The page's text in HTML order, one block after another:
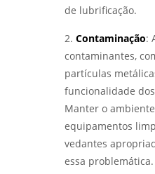
LABORATÓRIO
- LABMETAL
DESVENDANDO O
DO AÇO: SEGREDOS
PERFORMANCE -
DESVENDANDO
DE FALHAS
PROCESSO - LABMETAL
Laboratório de
Laboratório
Laboratório
Qualificação de
Serviço de
analise de quebra
de lubrificação.
2. Contaminação:
contaminantes,
partículas
funcionalidade
Manter o
equipamentos
vedantes
essa problemática.